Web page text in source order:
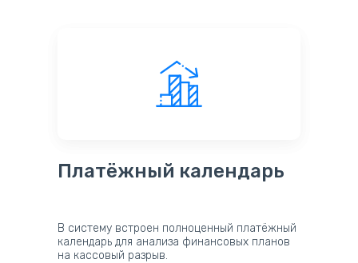
Платёжный календарь
В систему встроен полноценный платёжный
календарь для анализа финансовых планов
на кассовый разрыв.